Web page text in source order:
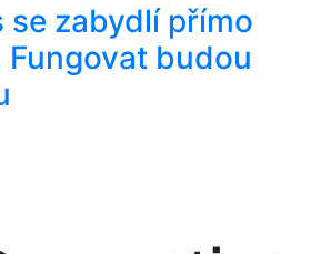
se zabydlí přímo
Fungovat budou